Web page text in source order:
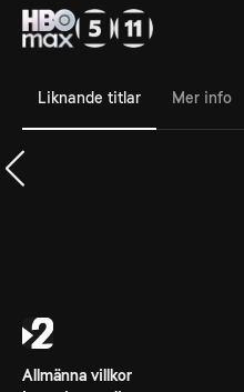
Liknande titlar Mer info
Allmänna villkor